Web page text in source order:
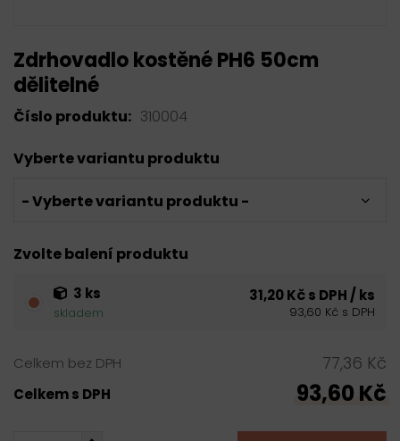
Zdrhovadlo kostěné PH6 50cm
dělitelné
Číslo produktu: 310004
Vyberte variantu produktu
- Vyberte variantu produktu -
Zvolte balení produktu
3 ks
skladem
31,20 Kč s DPH / ks
93,60 Kč s DPH
Celkem bez DPH 77,36 Kč
Celkem s DPH 93,60 Kč